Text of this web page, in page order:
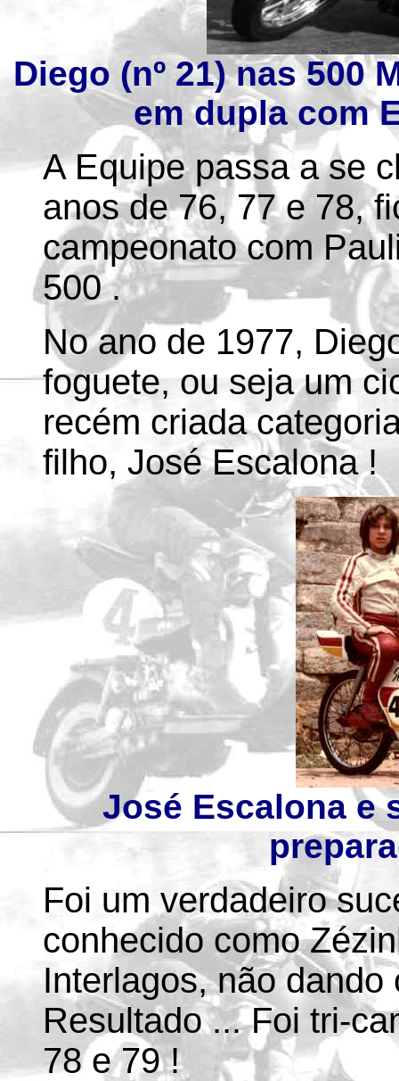
Diego (nº 21) nas 500
em dupla com
A Equipe passa a se
anos de 76, 77 e 78,
campeonato com
500 .
No ano de 1977,
foguete, ou seja um
recém criada
filho, José Escalona !
José Escalona e
Foi um verdadeiro
conhecido como
Interlagos, não
Resultado ... Foi tri-
78 e 79 !